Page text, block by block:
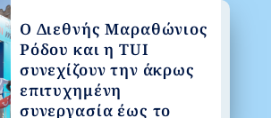
Ο Διεθνής Μαραθώνιος
Ρόδου και η TUI
συνεχίζουν την άκρως
επιτυχημένη
συνεργασία έως το